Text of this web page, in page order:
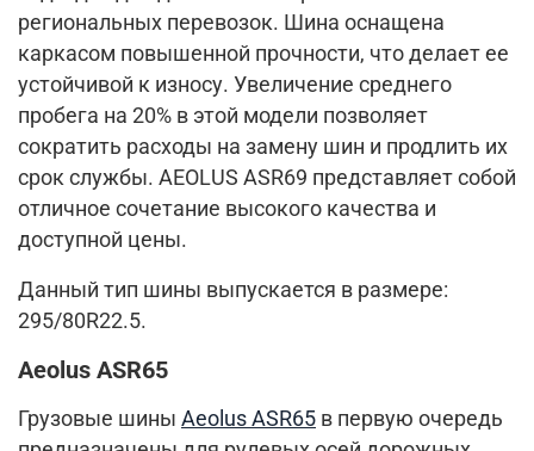
региональных перевозок. Шина оснащена
каркасом повышенной прочности, что делает ее
устойчивой к износу. Увеличение среднего
пробега на 20% в этой модели позволяет
сократить расходы на замену шин и продлить их
срок службы. AEOLUS ASR69 представляет собой
отличное сочетание высокого качества и
доступной цены.
Данный тип шины выпускается в размере:
295/80R22.5.
Aeolus ASR65
Грузовые шины Aeolus ASR65 в первую очередь